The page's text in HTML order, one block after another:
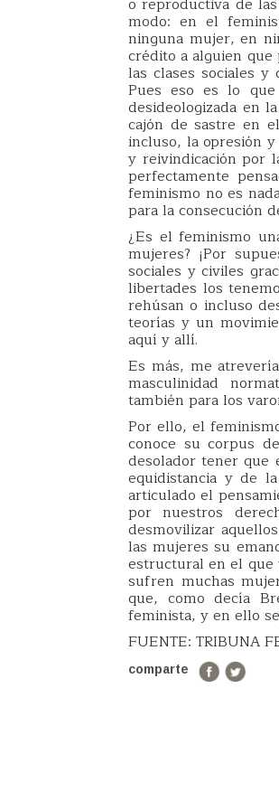
modo: en el
ninguna mujer, en
crédito a alguien
las clases sociales
Pues eso es lo
desideologizada en
cajón de sastre en
incluso, la opresión
y reivindicación por
perfectamente
feminismo no es
para la consecución
¿Es el feminismo
mujeres? ¡Por
sociales y civiles
libertades los
rehúsan o incluso
teorías y un
aquí y allí.
Es más, me
masculinidad
también para los
Por ello, el
conoce su corpus
desolador tener que
equidistancia y de
articulado el
por nuestros
desmovilizar
las mujeres su
estructural en el que
sufren muchas
que, como decía
feminista, y en ello
FUENTE: TRIBUNA
comparte